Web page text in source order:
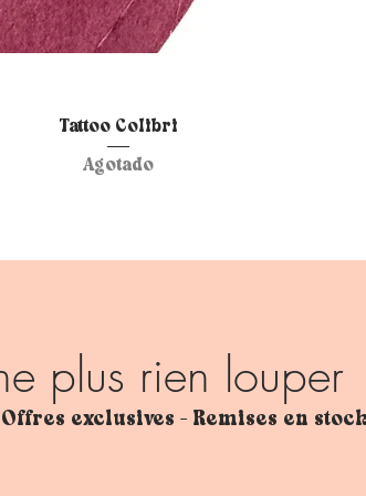
Vista rápida
Tattoo Colibri
Agotado
plus rien louper
Offres exclusives - Remises en